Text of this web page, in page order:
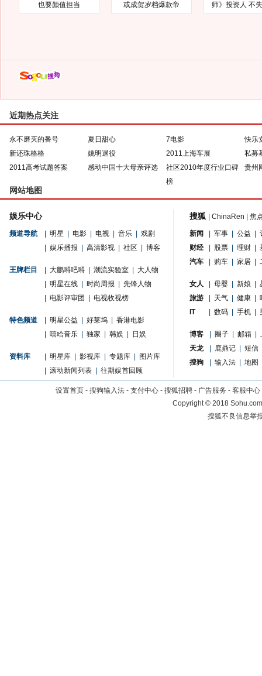
也要颜值担当
或成贺岁档爆款帝
师》投资人 不
近期热点关注
永不磨灭的番号 夏日甜心 7电影
快乐
新还珠格格
姚明退役 2011上海车展
私募
2011高考试题答案
感动中国十大母亲评选
社区2010年度行业口碑
榜
贵州
网站地图
娱乐中心
频道导航 明星 电影 电视 音乐
戏剧
娱乐播报 高清影视 社区 博客
王牌栏目 大鹏嘚吧嘚 潮流实验室
大人物
明星在线 时尚周报
先锋人物
电影评审团 电视收视榜
特色频道 明星公益 好莱坞
香港电影
嘻哈音乐 独家 韩娱 日娱
资料库 明星库 影视库 专题库
图片库
滚动新闻列表 往期娱首回顾
搜狐 ChinaRen 焦
新闻 军事 公益
财经
股票 理财
汽车
购车 家居
女人 母婴 新娘
旅游
天气 健康
IT
数码 手机
博客 圈子 邮箱
天龙
鹿鼎记
短信
搜狗
输入法 地图
设置首页 - 搜狗输入法 - 支付中心 - 搜狐招聘 - 广告服务 - 客服中心
Copyright©2018
搜狐不良信息举